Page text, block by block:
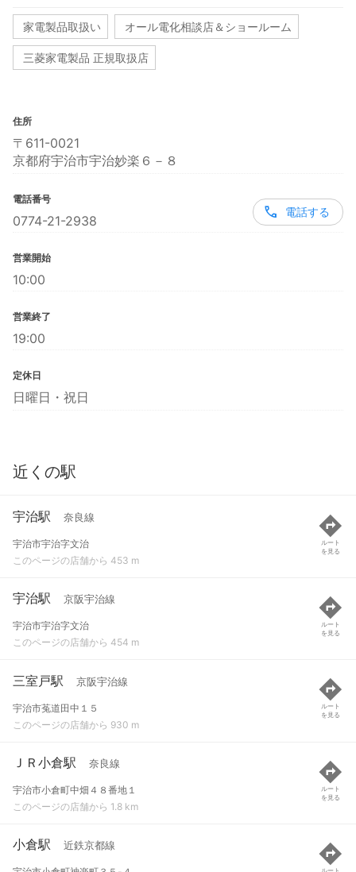
家電製品取扱い オール電化相談店＆ショールーム
三菱家電製品 正規取扱店
住所
〒611-0021
京都府宇治市宇治妙楽６－８
電話番号
0774-21-2938
電話する
営業開始
10:00
営業終了
19:00
定休日
日曜日・祝日
近くの駅
宇治駅 奈良線
宇治市宇治字文治
このページの店舗から 453 m
ルート
を見る
宇治駅 京阪宇治線
宇治市宇治字文治
このページの店舗から 454 m
ルート
を見る
三室戸駅 京阪宇治線
宇治市菟道田中１５
このページの店舗から 930 m
ルート
を見る
ＪＲ小倉駅 奈良線
宇治市小倉町中畑４８番地１
このページの店舗から 1.8 km
ルート
を見る
小倉駅 近鉄京都線